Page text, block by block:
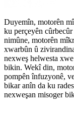
Duyemîn, motorên
ku perçeyên
nimûne, motorên
xwarbûn û
nexweş helwesta
bikin. Wekî din,
pompên înfuzyonê,
bikar anîn da ku
nexweşan misoger